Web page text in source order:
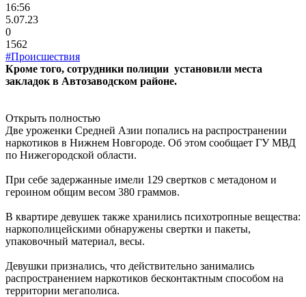
16:56
5.07.23
0
1562
#Происшествия
Кроме того, сотрудники полиции установили места
закладок в Автозаводском районе.
Открыть полностью
Две уроженки Средней Азии попались на распространении
наркотиков в Нижнем Новгороде. Об этом сообщает ГУ МВД
по Нижегородской области.
При себе задержанные имели 129 свертков с метадоном и
героином общим весом 380 граммов.
В квартире девушек также хранились психотропные вещества:
наркополицейскими обнаружены свертки и пакеты,
упаковочный материал, весы.
Девушки признались, что действительно занимались
распространением наркотиков бесконтактным способом на
территории мегаполиса.